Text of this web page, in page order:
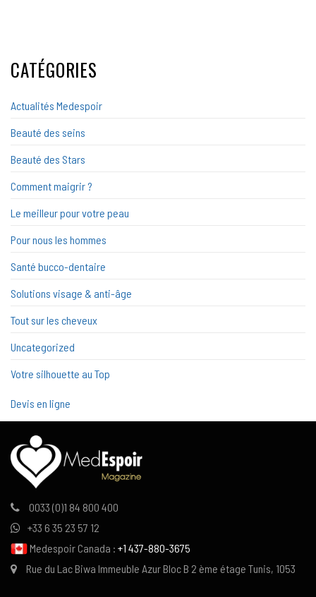
CATÉGORIES
Actualités Medespoir
Beauté des seins
Beauté des Stars
Comment maigrir ?
Le meilleur pour votre peau
Pour nous les hommes
Santé bucco-dentaire
Solutions visage & anti-âge
Tout sur les cheveux
Uncategorized
Votre silhouette au Top
Devis en ligne
0033 (0)1 84 800 400
+33 6 35 23 57 12
Medespoir Canada : +1 437-880-3675
Rue du Lac Biwa Immeuble Azur Bloc B 2 ème étage Tunis, 1053